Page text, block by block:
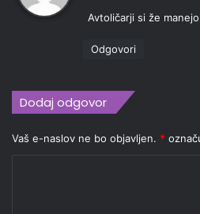
v
:
Avtoličarji si že
Odgovori
Dodaj odgovor
Vaš e-naslov ne bo objavljen. *